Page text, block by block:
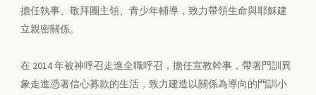
擔任執事、敬拜團主領、青少年輔導，致力帶領生命與耶穌建
立親密關係。
在 2014 年被神呼召走進全職呼召，擔任宣教幹事，帶著門訓異
象走進憑著信心募款的生活，致力建造以關係為導向的門訓小